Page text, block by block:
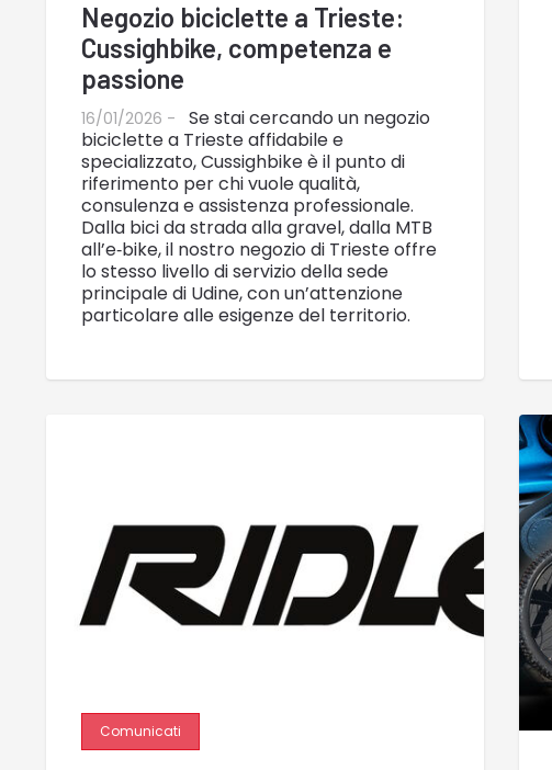
Negozio biciclette a Trieste:
Cussighbike, competenza e
passione
16/01/2026 -
Se stai cercando un negozio
biciclette a Trieste affidabile e
specializzato, Cussighbike è il punto di
riferimento per chi vuole qualità,
consulenza e assistenza professionale.
Dalla bici da strada alla gravel, dalla MTB
all’e‑bike, il nostro negozio di Trieste offre
lo stesso livello di servizio della sede
principale di Udine, con un’attenzione
particolare alle esigenze del territorio.
Comunicati